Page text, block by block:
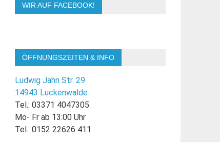
WIR AUF FACEBOOK!
ÖFFNUNGSZEITEN & INFO
Ludwig Jahn Str. 29
14943 Luckenwalde
Tel.: 03371 4047305
Mo- Fr ab 13:00 Uhr
Tel.: 0152 22626 411